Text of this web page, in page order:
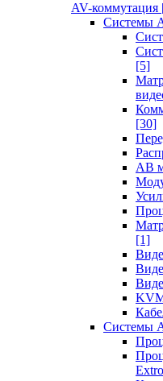
AV-коммутация
Системы
[5]
[30]
АВ
[1]
Системы